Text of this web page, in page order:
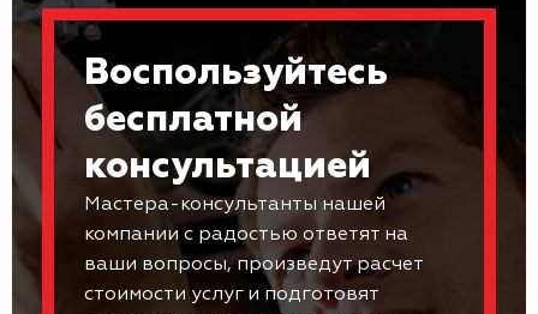
Воспользуйтесь
бесплатной
консультацией
Мастера-консультанты нашей
компании с радостью ответят на
ваши вопросы, произведут расчет
стоимости услуг и подготовят